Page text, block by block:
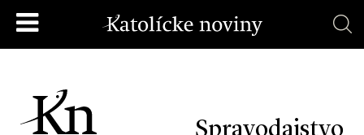
Spravodajstvo